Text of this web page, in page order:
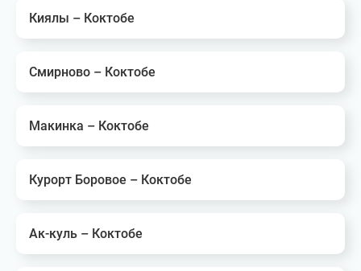
Киялы – Коктобе
Смирново – Коктобе
Макинка – Коктобе
Курорт Боровое – Коктобе
Ак-куль – Коктобе